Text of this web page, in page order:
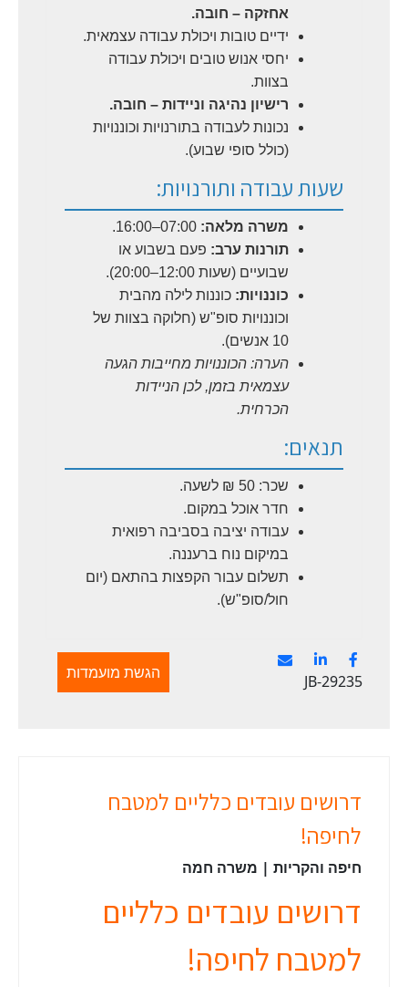
אחזקה – חובה.
ידיים טובות ויכולת עבודה עצמאית.
יחסי אנוש טובים ויכולת עבודה
בצוות.
רישיון נהיגה וניידות – חובה.
נכונות לעבודה בתורנויות וכוננויות
(כולל סופי שבוע).
שעות עבודה ותורנויות:
משרה מלאה:
תורנות ערב: פעם בשבוע או
שבועיים (שעות 12:00–20:00).
כוננויות: כוננות לילה מהבית
וכוננויות סופ"ש (חלוקה בצוות של
10 אנשים).
הערה: הכוננויות מחייבות הגעה
עצמאית בזמן, לכן הניידות
הכרחית.
תנאים:
שכר: 50 ₪ לשעה.
חדר אוכל במקום.
עבודה יציבה בסביבה רפואית
במיקום נוח ברעננה.
תשלום עבור הקפצות בהתאם (יום
חול/סופ"ש).
JB-29235 הגשת מועמדות
דרושים עובדים כלליים למטבח
לחיפה!
חיפה והקריות | משרה חמה
דרושים עובדים כלליים
למטבח לחיפה!